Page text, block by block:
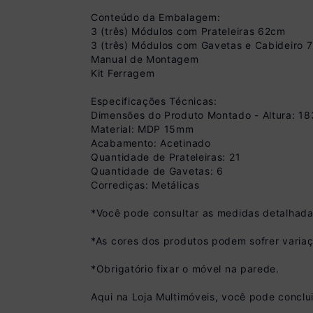
R$ 1.799,99 à
Você economiza
Conteúdo da Embalagem:
3 (três) Módulos com Prateleiras 62cm
3 (três) Módulos com Gavetas e Cabideiro
Manual de Montagem
Kit Ferragem
Especificações Técnicas:
Dimensões do Produto Montado - Altura:
Material: MDP 15mm
Acabamento: Acetinado
Quantidade de Prateleiras: 21
Quantidade de Gavetas: 6
Corrediças: Metálicas
*Você pode consultar as medidas
*As cores dos produtos podem sofrer
*Obrigatório fixar o móvel na parede.
Aqui na Loja Multimóveis, você pode